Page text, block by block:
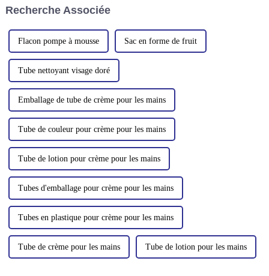
plastiques, tels que le
(PET).
Recherche Associée
Flacon pompe à mousse Sac en forme de fruit
Tube nettoyant visage doré
Emballage de tube de crème pour les mains
Tube de couleur pour crème pour les mains
Tube de lotion pour crème pour les mains
Tubes d'emballage pour crème pour les mains
Tubes en plastique pour crème pour les mains
Tube de crème pour les mains Tube de lotion pour les mains